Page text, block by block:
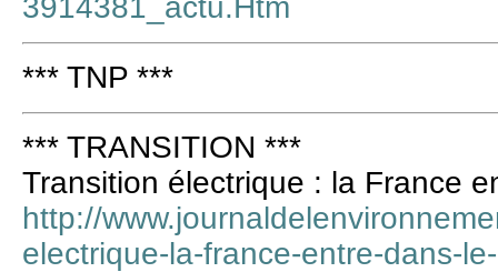
3914381_actu.Htm
*** TNP ***
*** TRANSITION ***
Transition électrique : la France
http://
electrique-la-france-entre-dans-